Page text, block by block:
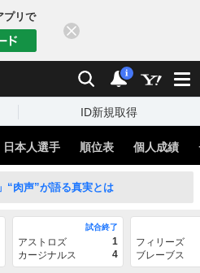
プリで
検索 通知
i
ID新規取得
日本人選手 順位表 個人成績
“肉声”が語る真実とは
試合終了
アストロズ
1
カージナルス
4
フィリーズ
ブレーブス